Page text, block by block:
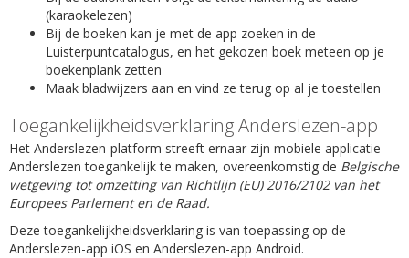
(karaokelezen)
Bij de boeken kan je met de app zoeken in de
Luisterpuntcatalogus, en het gekozen boek meteen op je
boekenplank zetten
Maak bladwijzers aan en vind ze terug op al je toestellen
Toegankelijkheidsverklaring Anderslezen-app
Het Anderslezen-platform streeft ernaar zijn mobiele applicatie
Anderslezen toegankelijk te maken, overeenkomstig de Belgische
wetgeving tot omzetting van Richtlijn (EU) 2016/2102 van het
Europees Parlement en de Raad.
Deze toegankelijkheidsverklaring is van toepassing op de
Anderslezen-app iOS en Anderslezen-app Android.